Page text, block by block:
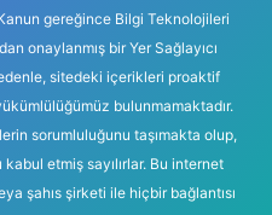
gereğince Bilgi Teknolojileri
onaylanmış bir Yer Sağlayıcı
sitedeki içerikleri proaktif
bulunmamaktadır.
sorumluluğunu taşımakta olup,
etmiş sayılırlar. Bu internet
şahıs şirketi ile hiçbir bağlantısı